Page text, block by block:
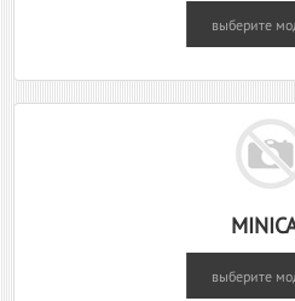
выберите
выберите